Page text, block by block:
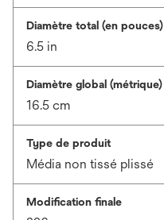
Diamètre total (en pouces)
6.5 in
Diamètre global (métrique)
16.5 cm
Type de produit
Média non tissé plissé
Modification finale